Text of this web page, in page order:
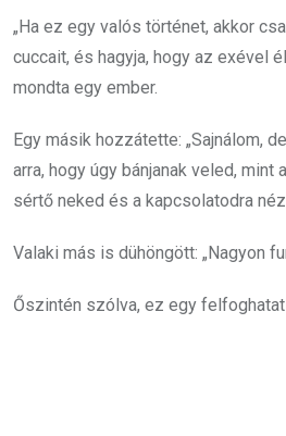
„Ha ez egy valós történet, akkor
cuccait, és hagyja, hogy az exével
mondta egy ember.
Egy másik hozzátette: „Sajnálom,
arra, hogy úgy bánjanak veled, mint
sértő neked és a kapcsolatodra
Valaki más is dühöngött: „Nagyon
Őszintén szólva, ez egy